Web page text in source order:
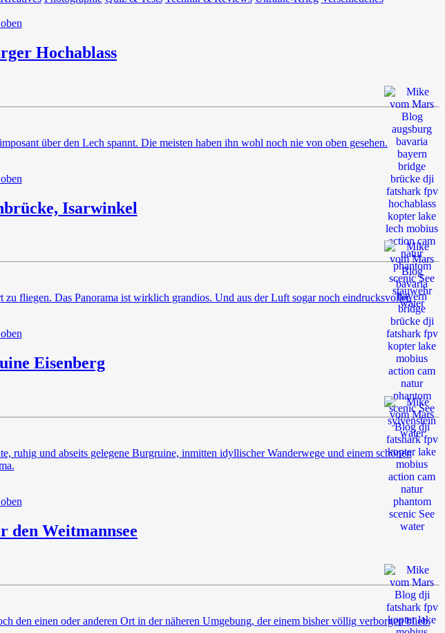
Hochablass
über den Lech spannt. Die meisten haben ihn wohl noch nie von oben gesehen.
Isarwinkel
fliegen. Das Panorama ist wirklich grandios. Und aus der Luft sogar noch eindrucksvoller.
Eisenberg
ruhig und abseits gelegene Burgruine, inmitten idyllischer Wanderwege und einem schönen
den Weitmannsee
den einen oder anderen Ort in der näheren Umgebung, der einem bisher völlig verborgen blieb.